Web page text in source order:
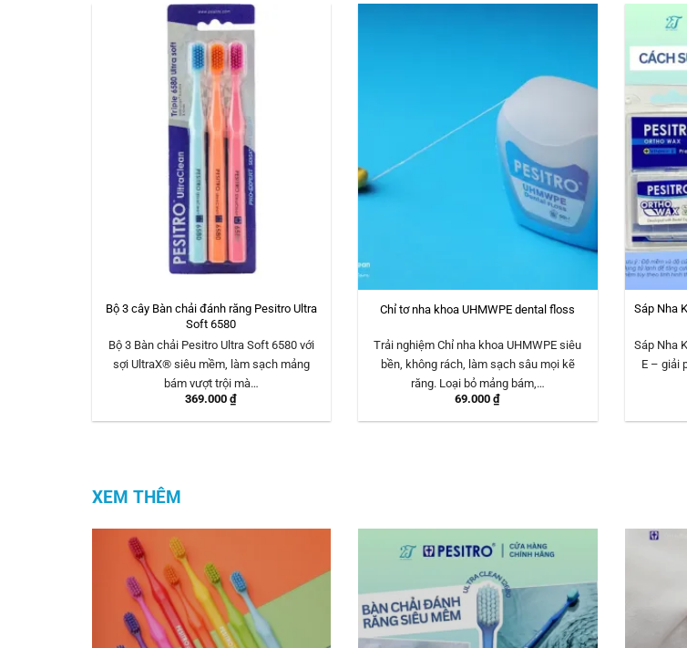
Bộ 3 cây Bàn chải đánh răng Pesitro Ultra
Soft 6580
Bộ 3 Bàn chải Pesitro Ultra Soft 6580 với
sợi UltraX® siêu mềm, làm sạch mảng
bám vượt trội mà…
369.000₫
Chỉ tơ nha khoa UHMWPE dental floss
Trải nghiệm Chỉ nha khoa UHMWPE siêu
bền, không rách, làm sạch sâu mọi kẽ
răng. Loại bỏ mảng bám,…
69.000₫
Sáp Nha
Sáp Nha
E – giải
XEM THÊM